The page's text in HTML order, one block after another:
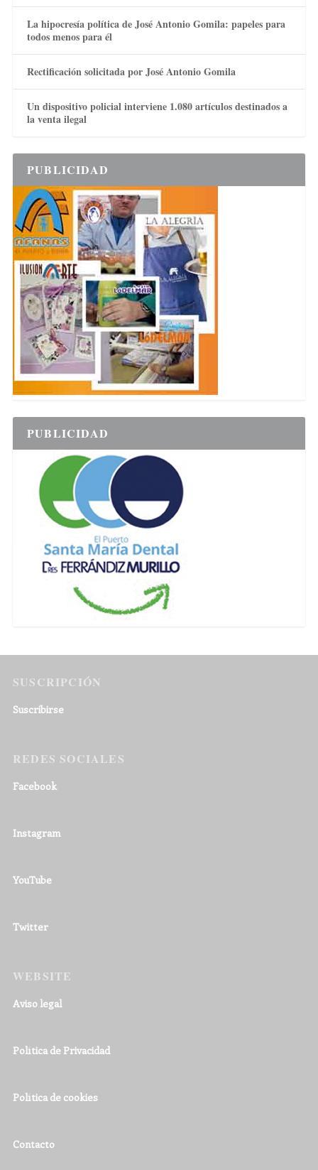
La hipocresía política de José Antonio Gomila: papeles para
todos menos para él
Rectificación solicitada por José Antonio Gomila
Un dispositivo policial interviene 1.080 artículos destinados a
la venta ilegal
PUBLICIDAD
PUBLICIDAD
SUSCRIPCIÓN
Suscribirse
REDES SOCIALES
Facebook
Instagram
YouTube
Twitter
WEBSITE
Aviso legal
Política de Privacidad
Política de cookies
Contacto